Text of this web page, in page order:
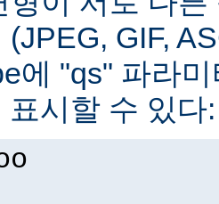
(JPEG, GIF,
에 "qs" 파라
시할 수 있다: